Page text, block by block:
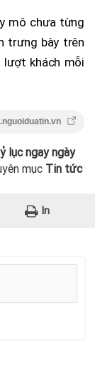
mô chưa từng
trưng bày trên
lượt khách mỗi
lục ngay ngày
mục Tin tức
In